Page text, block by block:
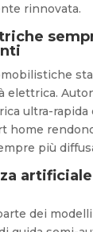
rinnovata.
elettrica.
ultra-
home
più
dei